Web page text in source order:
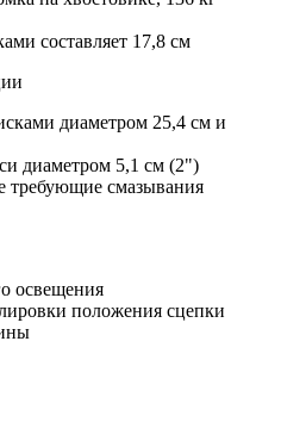
составляет 17,8 см
диаметром 25,4 см и
диаметром 5,1 см (2")
требующие смазывания
освещения
положения сцепки